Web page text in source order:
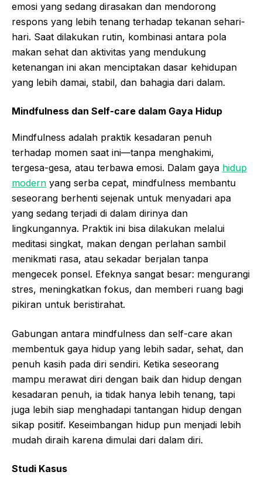
emosi yang sedang dirasakan dan mendorong
respons yang lebih tenang terhadap tekanan sehari-
hari. Saat dilakukan rutin, kombinasi antara pola
makan sehat dan aktivitas yang mendukung
ketenangan ini akan menciptakan dasar kehidupan
yang lebih damai, stabil, dan bahagia dari dalam.
Mindfulness dan Self-care dalam Gaya Hidup
Mindfulness adalah praktik kesadaran penuh
terhadap momen saat ini—tanpa menghakimi,
tergesa-gesa, atau terbawa emosi. Dalam gaya hidup
modern yang serba cepat, mindfulness membantu
seseorang berhenti sejenak untuk menyadari apa
yang sedang terjadi di dalam dirinya dan
lingkungannya. Praktik ini bisa dilakukan melalui
meditasi singkat, makan dengan perlahan sambil
menikmati rasa, atau sekadar berjalan tanpa
mengecek ponsel. Efeknya sangat besar: mengurangi
stres, meningkatkan fokus, dan memberi ruang bagi
pikiran untuk beristirahat.
Gabungan antara mindfulness dan self-care akan
membentuk gaya hidup yang lebih sadar, sehat, dan
penuh kasih pada diri sendiri. Ketika seseorang
mampu merawat diri dengan baik dan hidup dengan
kesadaran penuh, ia tidak hanya lebih tenang, tapi
juga lebih siap menghadapi tantangan hidup dengan
sikap positif. Keseimbangan hidup pun menjadi lebih
mudah diraih karena dimulai dari dalam diri.
Studi Kasus